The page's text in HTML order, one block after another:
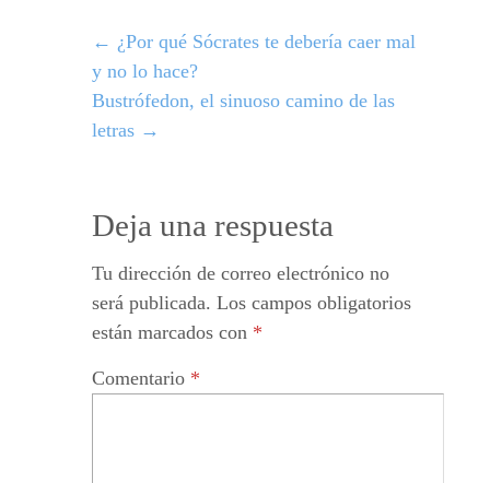
← ¿Por qué Sócrates te debería caer mal
y no lo hace?
Bustrófedon, el sinuoso camino de las
letras →
Deja una respuesta
Tu dirección de correo electrónico no
será publicada. Los campos obligatorios
están marcados con *
Comentario *